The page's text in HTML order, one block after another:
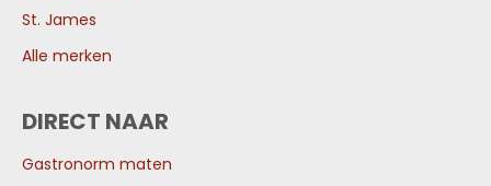
St. James
Alle merken
DIRECT NAAR
Gastronorm maten